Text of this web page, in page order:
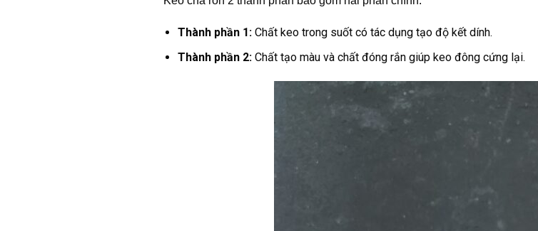
Thành phần 1: Chất keo trong suốt có tác dụng tạo độ kết dính.
Thành phần 2: Chất tạo màu và chất đóng rắn giúp keo đông cứng lại.